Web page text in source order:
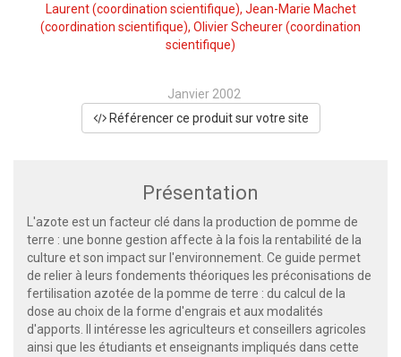
Laurent(coordination scientifique), Jean-Marie Machet
(coordination scientifique), Olivier Scheurer(coordination
scientifique)
Janvier 2002
Référencer ce produit sur votre site
Présentation
L'azote est un facteur clé dans la production de pomme de
terre : une bonne gestion affecte à la fois la rentabilité de la
culture et son impact sur l'environnement. Ce guide permet
de relier à leurs fondements théoriques les préconisations de
fertilisation azotée de la pomme de terre : du calcul de la
dose au choix de la forme d'engrais et aux modalités
d'apports. Il intéresse les agriculteurs et conseillers agricoles
ainsi que les étudiants et enseignants impliqués dans cette